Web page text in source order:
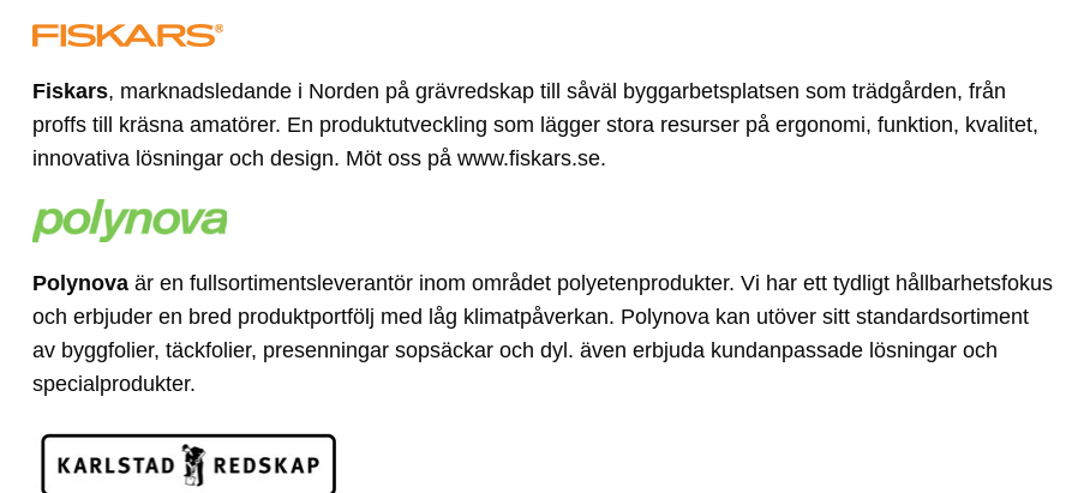
Fiskars, marknadsledande i Norden på grävredskap till såväl byggarbetsplatsen som trädgården, från
proffs till kräsna amatörer. En produktutveckling som lägger stora resurser på ergonomi, funktion, kvalitet,
innovativa lösningar och design. Möt oss på www.fiskars.se.
Polynova är en fullsortimentsleverantör inom området polyetenprodukter. Vi har ett tydligt hållbarhetsfokus
och erbjuder en bred produktportfölj med låg klimatpåverkan. Polynova kan utöver sitt standardsortiment
av byggfolier, täckfolier, presenningar sopsäckar och dyl. även erbjuda kundanpassade lösningar och
specialprodukter.